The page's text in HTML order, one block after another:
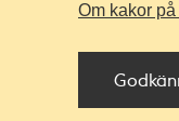
Om kakor